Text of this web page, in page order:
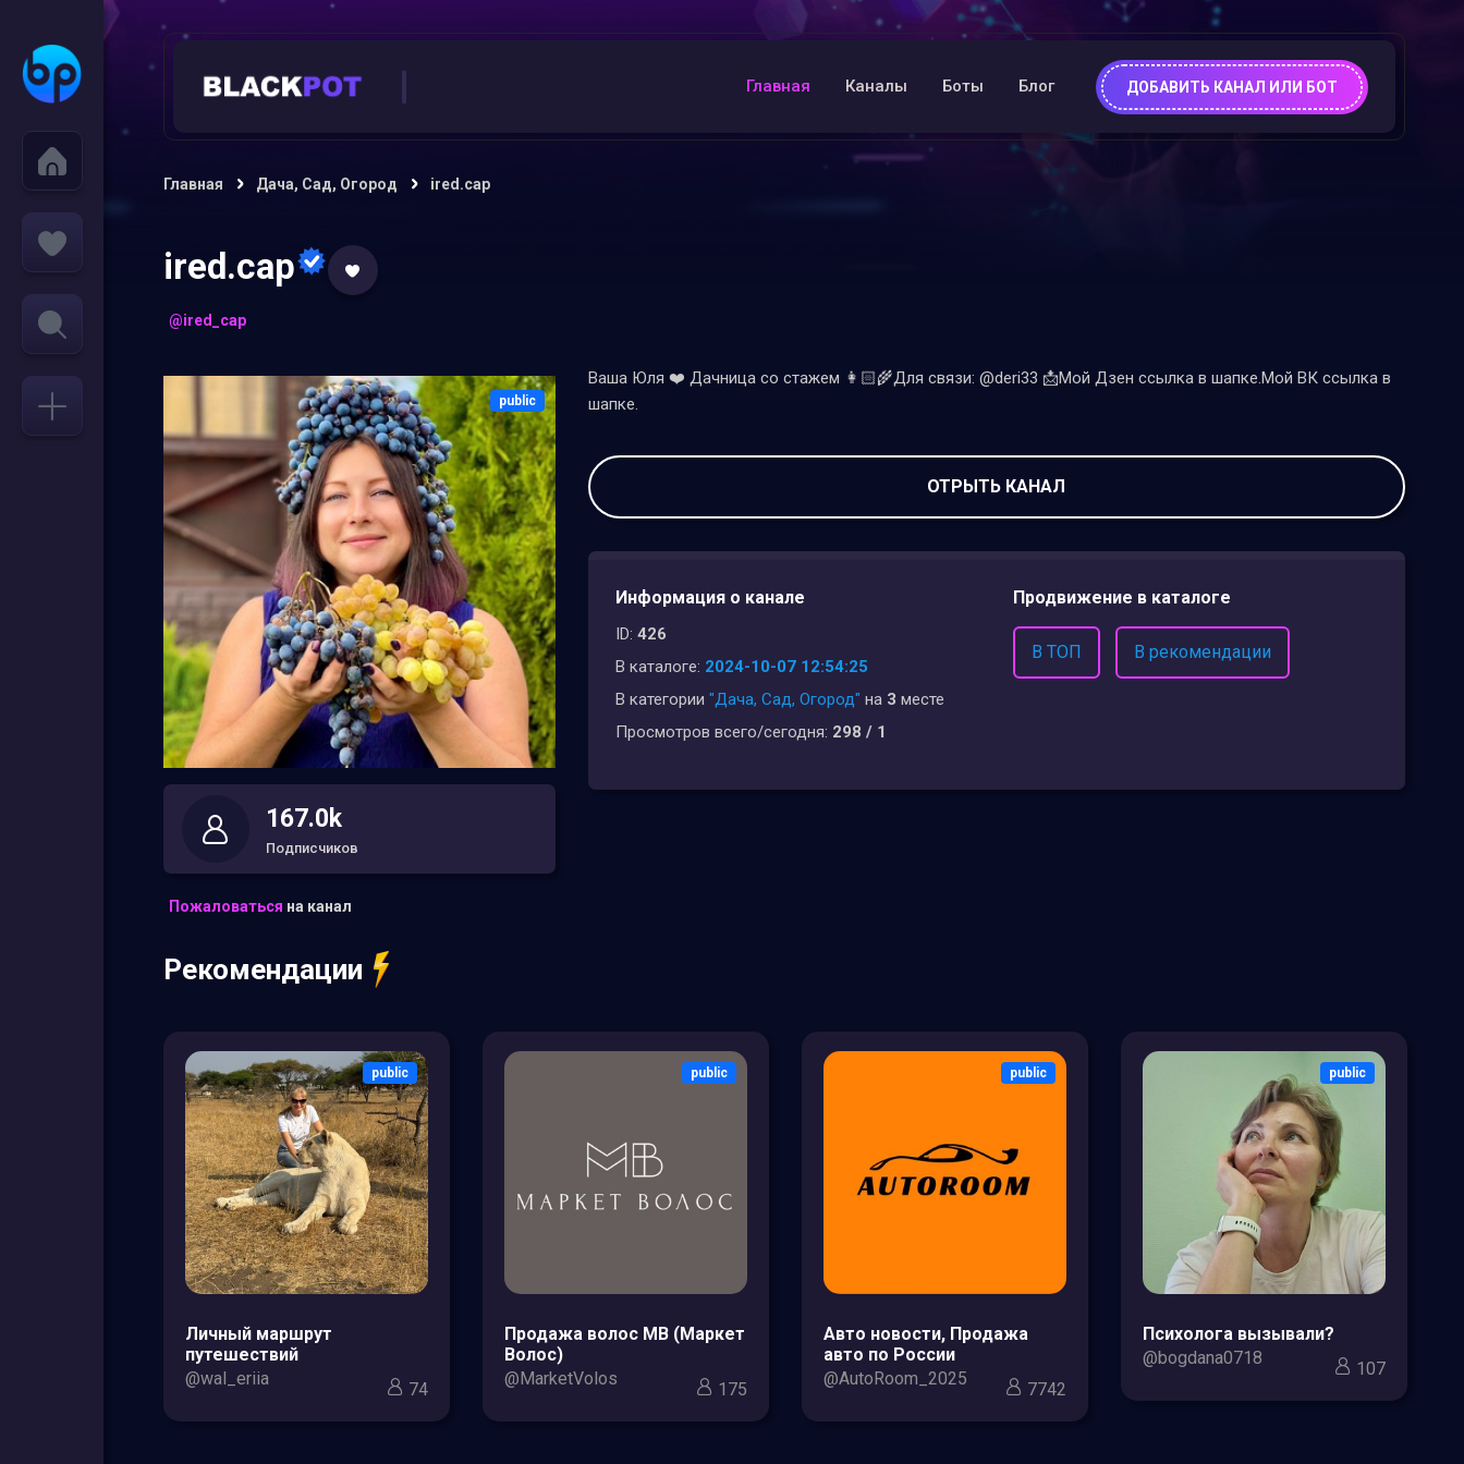
Главная Каналы Боты Блог ДОБАВИТЬ КАНАЛ ИЛИ БОТ
Главная Дача, Сад, Огород ired.cap
ired.cap
@ired_cap
public
167.0k
Подписчиков
Пожаловаться на канал
Ваша Юля ❤️ Дачница со стажем 👩🏻‍🌾Для связи: @deri33 📩Мой Дзен ссылка в шапке.Мой ВК ссылка в
шапке.
ОТРЫТЬ КАНАЛ
Информация о канале
ID: 426
В каталоге: 2024-10-07 12:54:25
В категории "Дача, Сад, Огород" на 3 месте
Просмотров всего/сегодня: 298 / 1
Продвижение в каталоге
В ТОП В рекомендации
Рекомендации
public
Личный маршрут
путешествий
@wal_eriia
74
public
Продажа волос МВ (Маркет
Волос)
@MarketVolos
175
public
Авто новости, Продажа
авто по России
@AutoRoom_2025
7742
public
Психолога вызывали?
@bogdana0718
107